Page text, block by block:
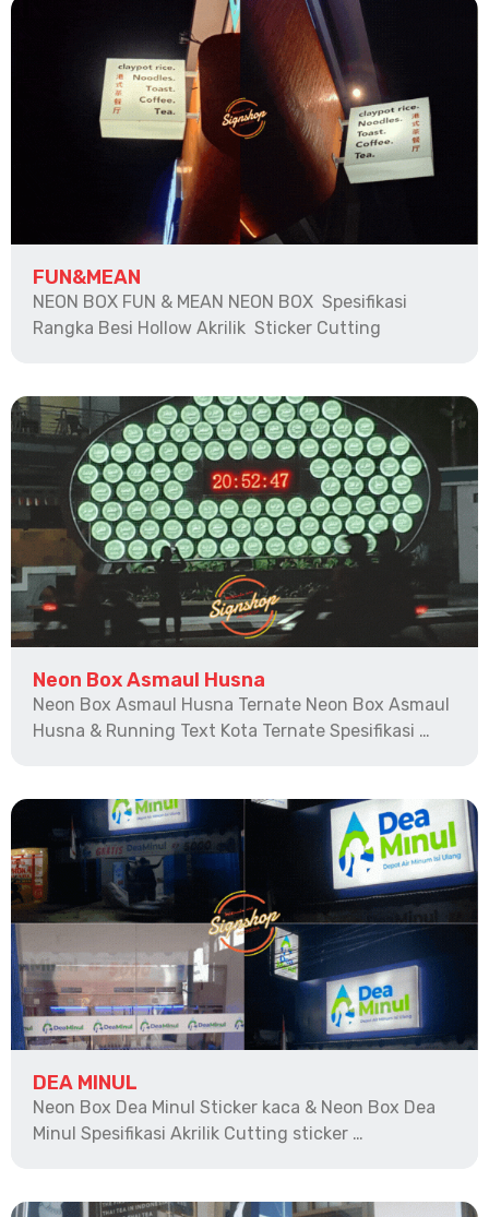
FUN&MEAN
NEON BOX FUN & MEAN NEON BOX Spesifikasi
Rangka Besi Hollow Akrilik Sticker Cutting
Neon Box Asmaul Husna
Neon Box Asmaul Husna Ternate Neon Box Asmaul
Husna & Running Text Kota Ternate Spesifikasi …
DEA MINUL
Neon Box Dea Minul Sticker kaca & Neon Box Dea
Minul Spesifikasi Akrilik Cutting sticker …